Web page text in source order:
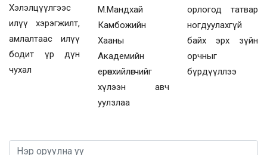
Хэлэлцүүлгээс
илүү хэрэгжилт,
амлалтаас илүү
бодит үр дүн
чухал
М.Мандхай
Камбожийн
Хааны
Академийн
ерөнхийлөгчийг
хүлээн авч
уулзлаа
орлогод татвар
ногдуулахгүй
байх эрх зүйн
орчныг
бүрдүүллээ